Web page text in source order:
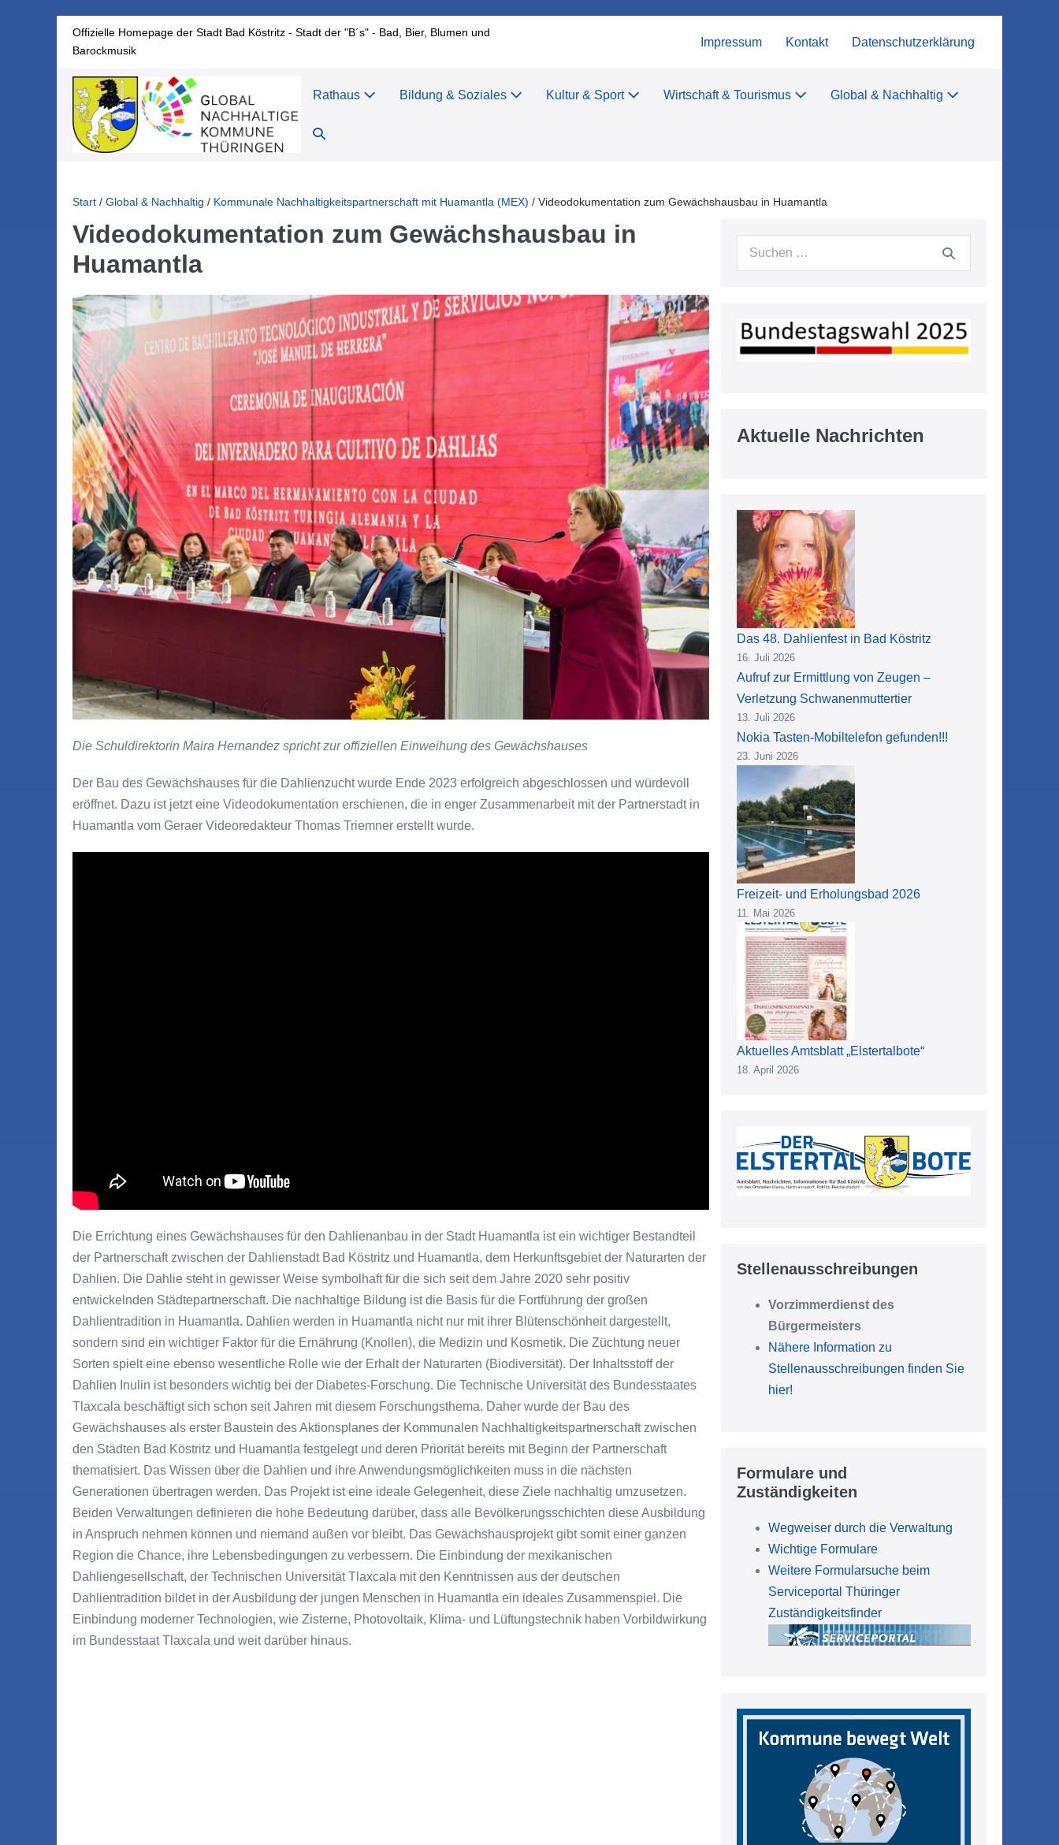
Offizielle Homepage der Stadt Bad Köstritz - Stadt der "B´s" - Bad, Bier, Blumen und
Barockmusik
Impressum Kontakt Datenschutzerklärung
Rathaus Bildung & Soziales Kultur & Sport Wirtschaft & Tourismus Global & Nachhaltig
Suche-
Start / Global & Nachhaltig / Kommunale Nachhaltigkeitspartnerschaft mit Huamantla (MEX) / Videodokumentation zum Gewächshausbau in Huamantla
Videodokumentation zum Gewächshausbau in
Huamantla
Die Schuldirektorin Maira Hernandez spricht zur offiziellen Einweihung des Gewächshauses
Der Bau des Gewächshauses für die Dahlienzucht wurde Ende 2023 erfolgreich abgeschlossen und würdevoll
eröffnet. Dazu ist jetzt eine Videodokumentation erschienen, die in enger Zusammenarbeit mit der Partnerstadt in
Huamantla vom Geraer Videoredakteur Thomas Triemner erstellt wurde.
Die Errichtung eines Gewächshauses für den Dahlienanbau in der Stadt Huamantla ist ein wichtiger Bestandteil
der Partnerschaft zwischen der Dahlienstadt Bad Köstritz und Huamantla, dem Herkunftsgebiet der Naturarten der
Dahlien. Die Dahlie steht in gewisser Weise symbolhaft für die sich seit dem Jahre 2020 sehr positiv
entwickelnden Städtepartnerschaft. Die nachhaltige Bildung ist die Basis für die Fortführung der großen
Dahlientradition in Huamantla. Dahlien werden in Huamantla nicht nur mit ihrer Blütenschönheit dargestellt,
sondern sind ein wichtiger Faktor für die Ernährung (Knollen), die Medizin und Kosmetik. Die Züchtung neuer
Sorten spielt eine ebenso wesentliche Rolle wie der Erhalt der Naturarten (Biodiversität). Der Inhaltsstoff der
Dahlien Inulin ist besonders wichtig bei der Diabetes-Forschung. Die Technische Universität des Bundesstaates
Tlaxcala beschäftigt sich schon seit Jahren mit diesem Forschungsthema. Daher wurde der Bau des
Gewächshauses als erster Baustein des Aktionsplanes der Kommunalen Nachhaltigkeitspartnerschaft zwischen
den Städten Bad Köstritz und Huamantla festgelegt und deren Priorität bereits mit Beginn der Partnerschaft
thematisiert. Das Wissen über die Dahlien und ihre Anwendungsmöglichkeiten muss in die nächsten
Generationen übertragen werden. Das Projekt ist eine ideale Gelegenheit, diese Ziele nachhaltig umzusetzen.
Beiden Verwaltungen definieren die hohe Bedeutung darüber, dass alle Bevölkerungsschichten diese Ausbildung
in Anspruch nehmen können und niemand außen vor bleibt. Das Gewächshausprojekt gibt somit einer ganzen
Region die Chance, ihre Lebensbedingungen zu verbessern. Die Einbindung der mexikanischen
Dahliengesellschaft, der Technischen Universität Tlaxcala mit den Kenntnissen aus der deutschen
Dahlientradition bildet in der Ausbildung der jungen Menschen in Huamantla ein ideales Zusammenspiel. Die
Einbindung moderner Technologien, wie Zisterne, Photovoltaik, Klima- und Lüftungstechnik haben Vorbildwirkung
im Bundesstaat Tlaxcala und weit darüber hinaus.
Suchen
Aktuelle Nachrichten
Das 48. Dahlienfest in Bad Köstritz
16. Juli 2026
Aufruf zur Ermittlung von Zeugen –
Verletzung Schwanenmuttertier
13. Juli 2026
Nokia Tasten-Mobiltelefon gefunden!!!
23. Juni 2026
Freizeit- und Erholungsbad 2026
11. Mai 2026
Aktuelles Amtsblatt „Elstertalbote“
18. April 2026
Stellenausschreibungen
Vorzimmerdienst des
Bürgermeisters
Nähere Information zu
Stellenausschreibungen finden Sie
hier!
Formulare und
Zuständigkeiten
Wegweiser durch die Verwaltung
Wichtige Formulare
Weitere Formularsuche beim
Serviceportal Thüringer
Zuständigkeitsfinder